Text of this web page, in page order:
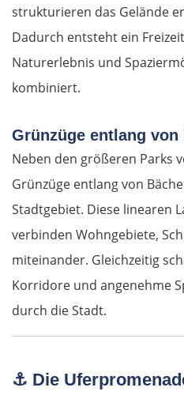
strukturieren das Gelände
Dadurch entsteht ein
Naturerlebnis und
kombiniert.
Grünzüge entlang von
Neben den größeren Parks
Grünzüge entlang von
Stadtgebiet. Diese linearen
verbinden Wohngebiete,
miteinander. Gleichzeitig
Korridore und angenehme
durch die Stadt.
⚓ Die